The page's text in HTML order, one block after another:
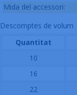
Mida del accessori:
Descomptes de volum
Quantitat
10
16
22